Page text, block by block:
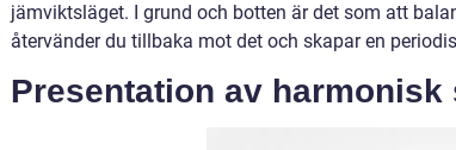
jämviktsläget. I grund och botten är det som att
återvänder du tillbaka mot det och skapar en
Presentation av harmonisk